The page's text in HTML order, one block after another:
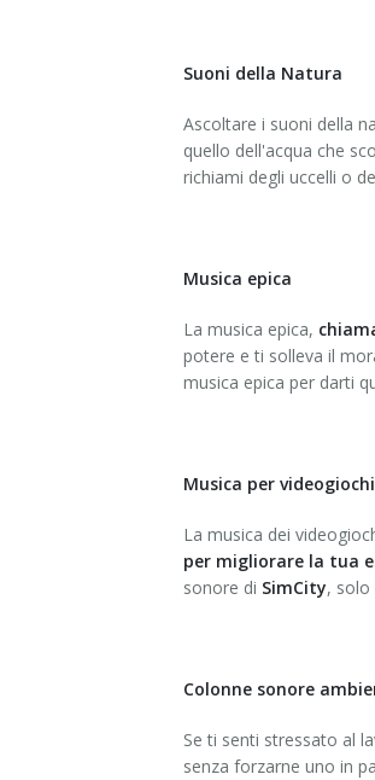
Suoni della Natura
Ascoltare i suoni della
quello dell'acqua che
richiami degli uccelli o
Musica epica
La musica epica,
potere e ti solleva il
musica epica per darti
Musica per videogiochi
La musica dei
per migliorare la tua
sonore di SimCity, solo
Colonne sonore
Se ti senti stressato al
senza forzarne uno in